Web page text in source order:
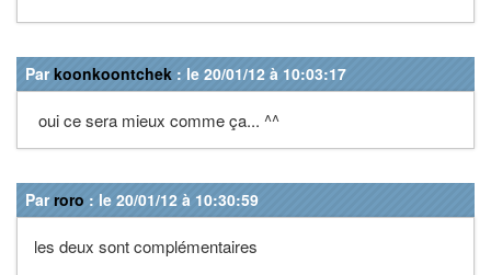
Parkoonkoontchek : le 20/01/12 à 10:03:17
oui ce sera mieux comme ça... ^^
Parroro : le 20/01/12 à 10:30:59
les deux sont complémentaires